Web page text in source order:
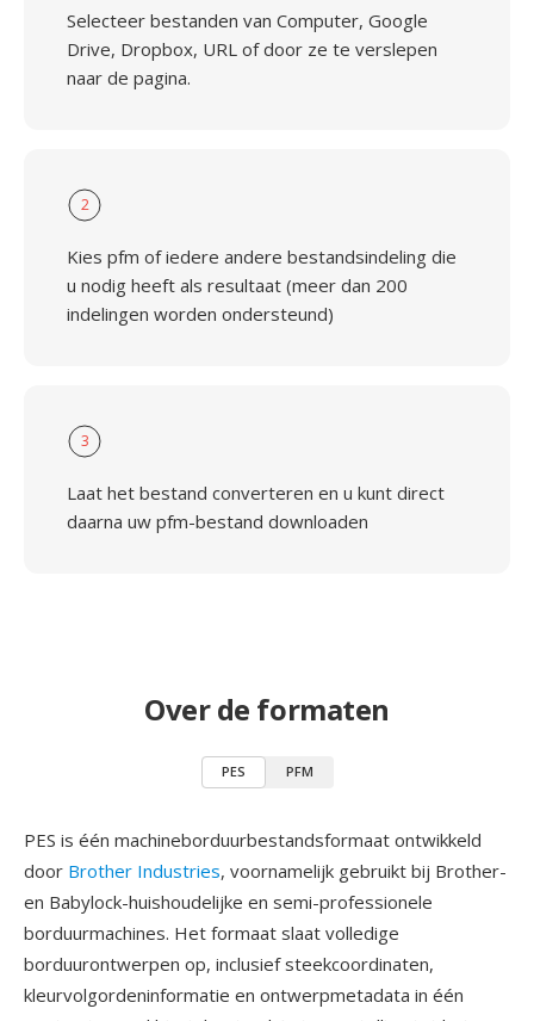
Selecteer bestanden van Computer, Google
Drive, Dropbox, URL of door ze te verslepen
naar de pagina.
2
Kies pfm of iedere andere bestandsindeling die
u nodig heeft als resultaat (meer dan 200
indelingen worden ondersteund)
3
Laat het bestand converteren en u kunt direct
daarna uw pfm-bestand downloaden
Over de formaten
PES PFM
PES is één machineborduurbestandsformaat ontwikkeld
door Brother Industries, voornamelijk gebruikt bij Brother-
en Babylock-huishoudelijke en semi-professionele
borduurmachines. Het formaat slaat volledige
borduurontwerpen op, inclusief steekcoordinaten,
kleurvolgordeninformatie en ontwerpmetadata in één